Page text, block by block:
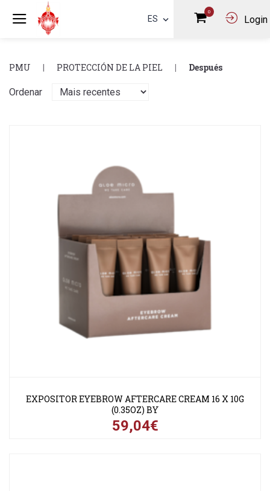
ES
0
Login
PMU PROTECCIÓN DE LA PIEL Después
Ordenar
EXPOSITOR EYEBROW AFTERCARE CREAM 16 X 10G
(0.35OZ) BY
59,04€